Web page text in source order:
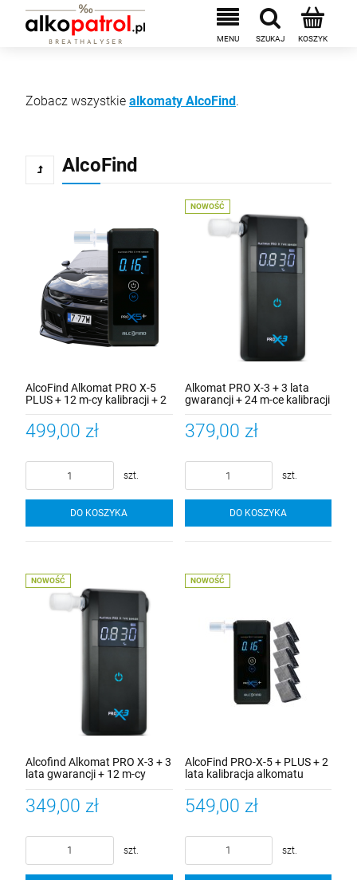
Zobacz wszystkie alkomaty AlcoFind.
AlcoFind
AlcoFind Alkomat PRO X-5
PLUS + 12 m-cy kalibracji + 2
szt. ustników + 5 lat
gwarancji + mata na szybę
499,00 zł
szt.
DO KOSZYKA
Alkomat PRO X-3 + 3 lata
gwarancji + 24 m-ce kalibracji
alkomatu + 100 szt. ustników
rurkowych
379,00 zł
szt.
DO KOSZYKA
NOWOŚĆ
Alcofind Alkomat PRO X-3 + 3
lata gwarancji + 12 m-cy
ustników rurkowych
349,00 zł
szt.
NOWOŚĆ
AlcoFind PRO-X-5 + PLUS + 2
lata kalibracja alkomatu
ustniki rurkowe +gwarancja 5
lat
549,00 zł
szt.
NOWOŚĆ